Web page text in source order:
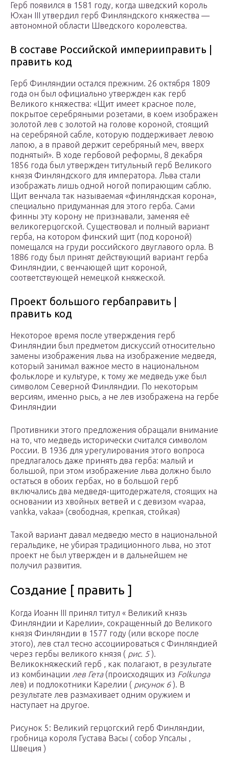
Герб появился в 1581 году, когда шведский король
Юхан III утвердил герб Финляндского княжества —
автономной области Шведского королевства.
В составе Российской империиправить |
править код
Герб Финляндии остался прежним. 26 октября 1809
года он был официально утвержден как герб
Великого княжества: «Щит имеет красное поле,
покрытое серебряными розетами, в коем изображен
золотой лев с золотой на голове короной, стоящий
на серебряной сабле, которую поддерживает левою
лапою, а в правой держит серебряный меч, вверх
поднятый». В ходе гербовой реформы, 8 декабря
1856 года был утвержден титульный герб Великого
князя Финляндского для императора. Льва стали
изображать лишь одной ногой попирающим саблю.
Щит венчала так называемая «финляндская корона»,
специально придуманная для этого герба. Сами
финны эту корону не признавали, заменяя её
великогерцогской. Существовал и полный вариант
герба, на котором финский щит (под короной)
помещался на груди российского двуглавого орла. В
1886 году был принят действующий вариант герба
Финляндии, с венчающей щит короной,
соответствующей немецкой княжеской.
Проект большого гербаправить |
править код
Некоторое время после утверждения герб
Финляндии был предметом дискуссий относительно
замены изображения льва на изображение медведя,
который занимал важное место в национальном
фольклоре и культуре, к тому же медведь уже был
символом Северной Финляндии. По некоторым
версиям, именно рысь, а не лев изображена на гербе
Финляндии
Противники этого предложения обращали внимание
на то, что медведь исторически считался символом
России. В 1936 для урегулирования этого вопроса
предлагалось даже принять два герба: малый и
большой, при этом изображение льва должно было
остаться в обоих гербах, но в большой герб
включались два медведя-щитодержателя, стоящих на
основании из хвойных ветвей и с девизом «vapaa,
vankka, vakaa» (свободная, крепкая, стойкая)
Такой вариант давал медведю место в национальной
геральдике, не убирая традиционного льва, но этот
проект не был утвержден и в дальнейшем не
получил развития.
Создание [ править ]
Когда Иоанн III принял титул « Великий князь
Финляндии и Карелии», сокращенный до Великого
князя Финляндии в 1577 году (или вскоре после
этого), лев стал тесно ассоциироваться с Финляндией
через гербы великого князя ( рис. 5).
Великокняжеский герб , как полагают, в результате
из комбинации лев Гета(происходящих из Folkunga
лев) и подлокотники Карелии ( рисунок 6). В
результате лев размахивает одним оружием и
наступает на другое.
Рисунок 5: Великий герцогский герб Финляндии,
гробница короля Густава Васы ( собор Упсалы ,
Швеция )